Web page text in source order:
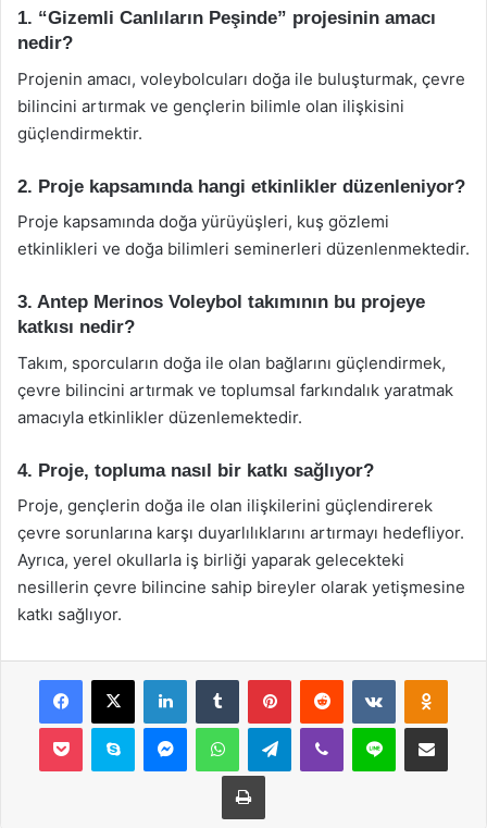
1. “Gizemli Canlıların Peşinde” projesinin amacı
nedir?
Projenin amacı, voleybolcuları doğa ile buluşturmak, çevre
bilincini artırmak ve gençlerin bilimle olan ilişkisini
güçlendirmektir.
2. Proje kapsamında hangi etkinlikler düzenleniyor?
Proje kapsamında doğa yürüyüşleri, kuş gözlemi
etkinlikleri ve doğa bilimleri seminerleri düzenlenmektedir.
3. Antep Merinos Voleybol takımının bu projeye
katkısı nedir?
Takım, sporcuların doğa ile olan bağlarını güçlendirmek,
çevre bilincini artırmak ve toplumsal farkındalık yaratmak
amacıyla etkinlikler düzenlemektedir.
4. Proje, topluma nasıl bir katkı sağlıyor?
Proje, gençlerin doğa ile olan ilişkilerini güçlendirerek
çevre sorunlarına karşı duyarlılıklarını artırmayı hedefliyor.
Ayrıca, yerel okullarla iş birliği yaparak gelecekteki
nesillerin çevre bilincine sahip bireyler olarak yetişmesine
katkı sağlıyor.
Facebook
X LinkedInTumblr PinterestReddit VKontakte
Pocket Skype MessengerWhatsAppTelegramViber Line E-Posta ile
Yazdır